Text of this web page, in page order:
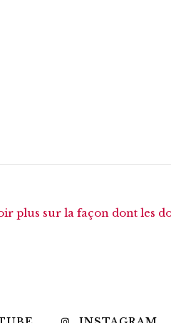
plus sur la façon dont les